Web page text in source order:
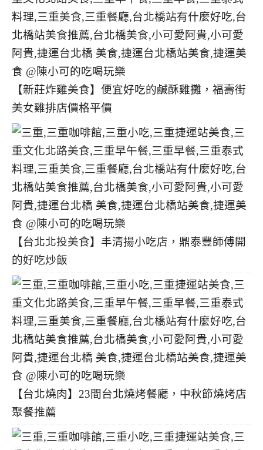
【新莊炸雞美食】便宜好吃的鹹酥雞攤，福壽街
美女雞排店價格平價
【台北北投美食】丰清揚小吃店，鼎泰豐師傅開
的好吃炒飯
【台北燒肉】23間台北燒烤餐廳，中秋節燒烤店
聚餐推薦